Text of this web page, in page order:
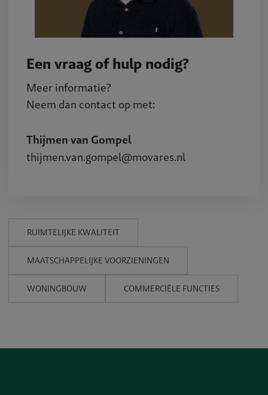
Een vraag of hulp nodig?
Meer informatie?
Neem dan contact op met:
Thijmen van Gompel
thijmen.van.gompel@movares.nl
RUIMTELIJKE KWALITEIT
MAATSCHAPPELIJKE VOORZIENINGEN
WONINGBOUW COMMERCIËLE FUNCTIES